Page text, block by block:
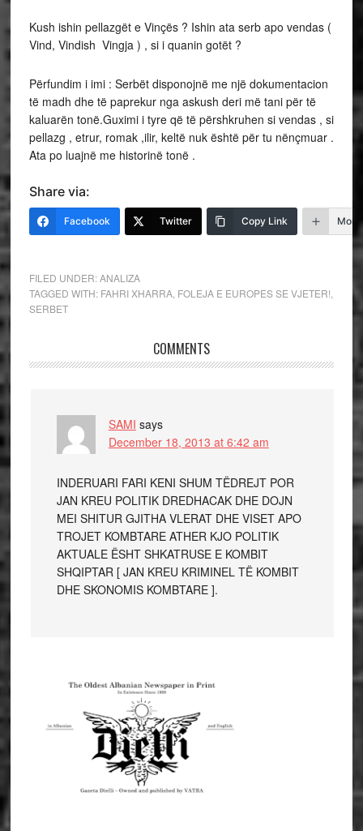
Kush ishin pellazgët e Vinçës ? Ishin ata serb apo vendas (
Vind, Vindish Vingja ) , si i quanin gotët ?
Përfundim i imi : Serbët disponojnë me një dokumentacion
të madh dhe të paprekur nga askush deri më tani për të
kaluarën tonë.Guximi i tyre që të përshkruhen si vendas , si
pellazg , etrur, romak ,ilir, keltë nuk është për tu nënçmuar .
Ata po luajnë me historinë tonë .
Share via:
Facebook Twitter Copy Link More
FILED UNDER:ANALIZA
TAGGED WITH: FAHRI XHARRA, FOLEJA E EUROPES SE VJETER!
SERBET
COMMENTS
SAMI says
December 18, 2013 at 6:42 am
INDERUARI FARI KENI SHUM TËDREJT POR
JAN KREU POLITIK DREDHACAK DHE DOJN
MEI SHITUR GJITHA VLERAT DHE VISET APO
TROJET KOMBTARE ATHER KJO POLITIK
AKTUALE ËSHT SHKATRUSE E KOMBIT
SHQIPTAR [ JAN KREU KRIMINEL TË KOMBIT
DHE SKONOMIS KOMBTARE ].